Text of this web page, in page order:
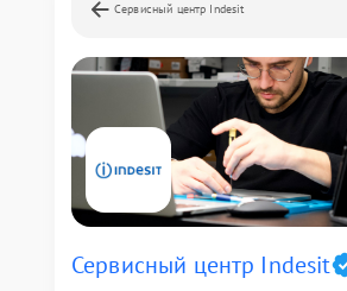
Сервисный центр Indesit
Сервисный центр Indesit